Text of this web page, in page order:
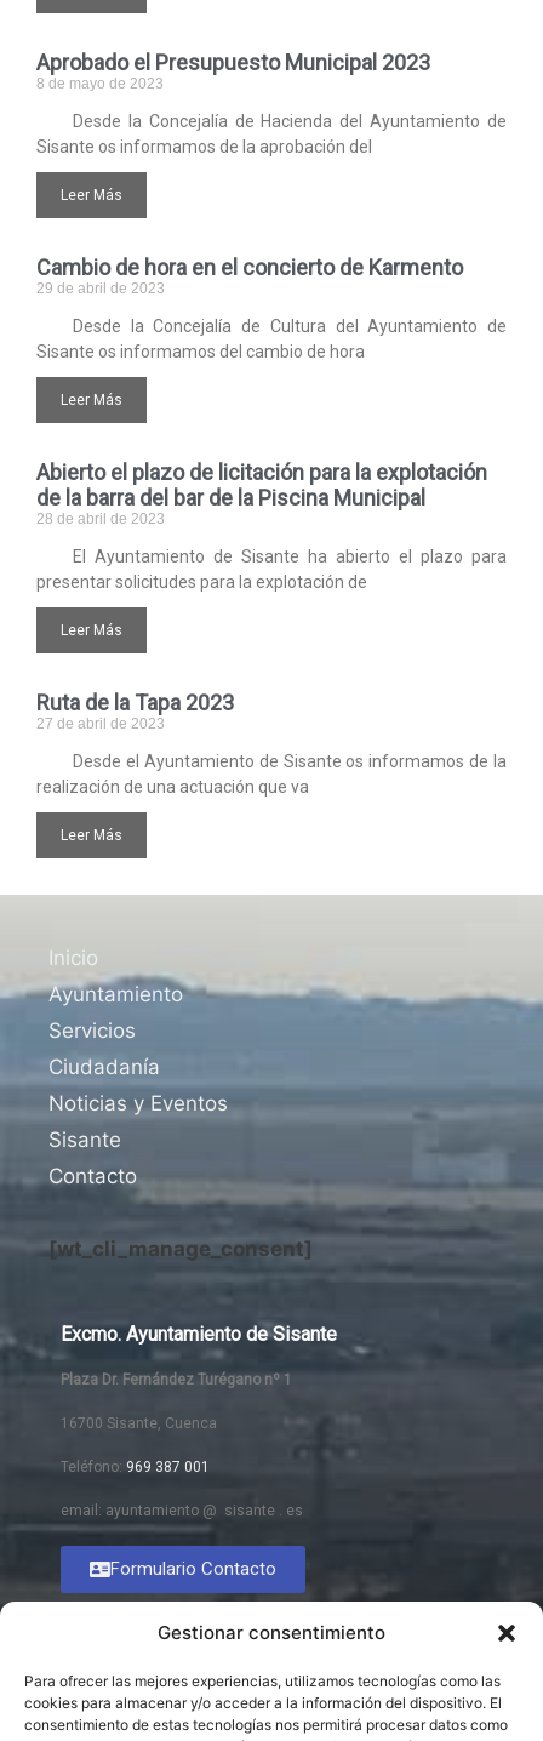
Gestionar consentimiento
Para ofrecer las mejores experiencias, utilizamos tecnologías como las
cookies para almacenar y/o acceder a la información del dispositivo. El
consentimiento de estas tecnologías nos permitirá procesar datos como
Aprobado el Presupuesto Municipal 2023
8 de mayo de 2023
Desde la Concejalía de Hacienda del Ayuntamiento de
Sisante os informamos de la aprobación del
Leer Más
Cambio de hora en el concierto de Karmento
29 de abril de 2023
Desde la Concejalía de Cultura del Ayuntamiento de
Sisante os informamos del cambio de hora
Leer Más
Abierto el plazo de licitación para la explotación
de la barra del bar de la Piscina Municipal
28 de abril de 2023
El Ayuntamiento de Sisante ha abierto el plazo para
presentar solicitudes para la explotación de
Leer Más
Ruta de la Tapa 2023
27 de abril de 2023
Desde el Ayuntamiento de Sisante os informamos de la
realización de una actuación que va
Leer Más
Inicio
Ayuntamiento
Servicios
Ciudadanía
Noticias y Eventos
Sisante
Contacto
[wt_cli_manage_consent]
Excmo. Ayuntamiento de Sisante
Plaza Dr. Fernández Turégano nº 1
16700 Sisante, Cuenca
Teléfono: 969 387 001
email: ayuntamiento @ sisante . es
Formulario Contacto